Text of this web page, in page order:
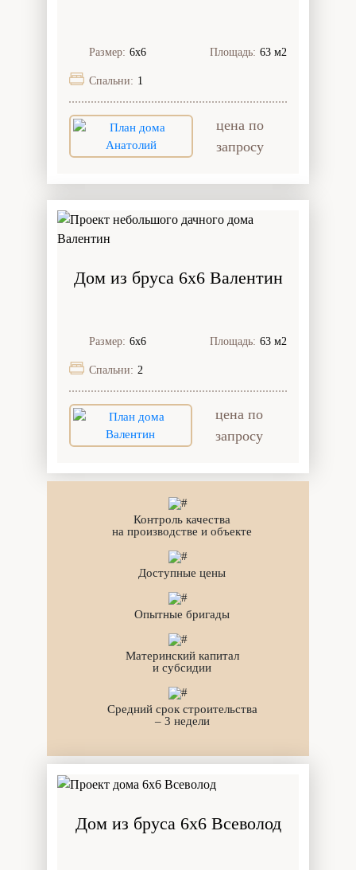
Размер: 6х6 Площадь: 63 м2
Спальни: 1
цена по
запросу
Дом из бруса 6x6 Валентин
Размер: 6х6 Площадь: 63 м2
Спальни: 2
цена по
запросу
Контроль качества
на производстве и объекте
Доступные цены
Опытные бригады
Материнский капитал
и субсидии
Средний срок строительства
– 3 недели
Дом из бруса 6x6 Всеволод